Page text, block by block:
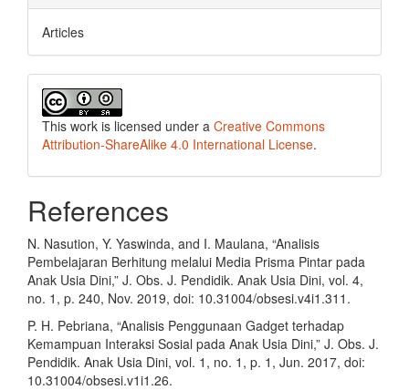
Articles
This work is licensed under a Creative Commons
Attribution-ShareAlike 4.0 International License.
References
N. Nasution, Y. Yaswinda, and I. Maulana, “Analisis
Pembelajaran Berhitung melalui Media Prisma Pintar pada
Anak Usia Dini,” J. Obs. J. Pendidik. Anak Usia Dini, vol. 4,
no. 1, p. 240, Nov. 2019, doi: 10.31004/obsesi.v4i1.311.
P. H. Pebriana, “Analisis Penggunaan Gadget terhadap
Kemampuan Interaksi Sosial pada Anak Usia Dini,” J. Obs. J.
Pendidik. Anak Usia Dini, vol. 1, no. 1, p. 1, Jun. 2017, doi:
10.31004/obsesi.v1i1.26.